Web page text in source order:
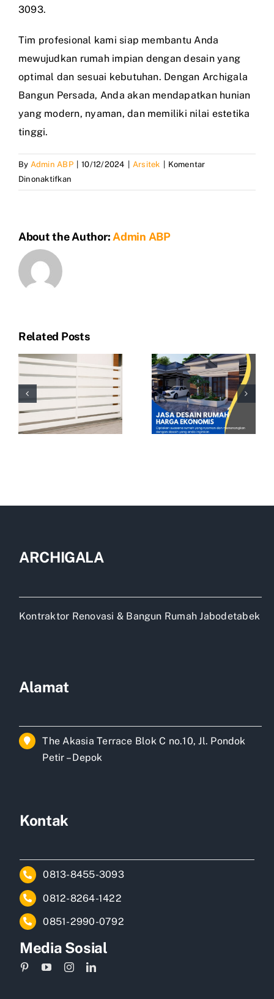
3093.
Tim profesional kami siap membantu Anda
mewujudkan rumah impian dengan desain yang
optimal dan sesuai kebutuhan. Dengan Archigala
Bangun Persada, Anda akan mendapatkan hunian
yang modern, nyaman, dan memiliki nilai estetika
tinggi.
By Admin ABP 10/12/2024 Arsitek
Komentar
Dinonaktifkan
Jasa
Minimalis
About the Author:Admin ABP
Related Posts
ARCHIGALA
Kontraktor Renovasi & Bangun Rumah Jabodetabek
Alamat
The Akasia Terrace Blok C no.10, Jl. Pondok
Petir – Depok
Kontak
0813-8455-3093
0812-8264-1422
0851-2990-0792
Media Sosial